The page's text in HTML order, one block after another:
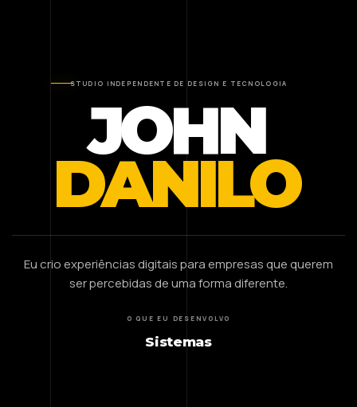
STUDIO INDEPENDENTE DE DESIGN E TECNOLOGIA
JOHN
DANILO
Eu crio experiências digitais para empresas que querem
ser percebidas de uma forma diferente.
O QUE EU DESENVOLVO
Sistemas